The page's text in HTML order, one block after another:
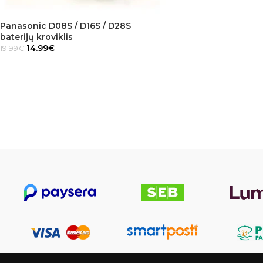
Panasonic D08S / D16S / D28S
baterijų kroviklis
19.99€ 14.99€